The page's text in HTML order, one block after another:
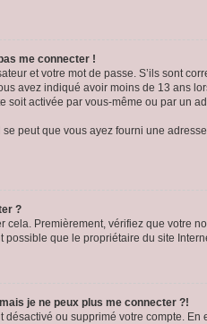
me connecter !
et votre mot de passe. S’ils sont
avez indiqué avoir moins de 13 ans
soit activée par vous-même ou par un
peut que vous ayez fourni une
?
Premièrement, vérifiez que votre
possible que le propriétaire du site
je ne peux plus me connecter ?!
désactivé ou supprimé votre compte.